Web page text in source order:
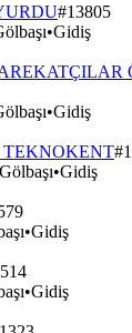
#13805
•Gidiş
•Gidiş
#
•Gidiş
•Gidiş
•Gidiş